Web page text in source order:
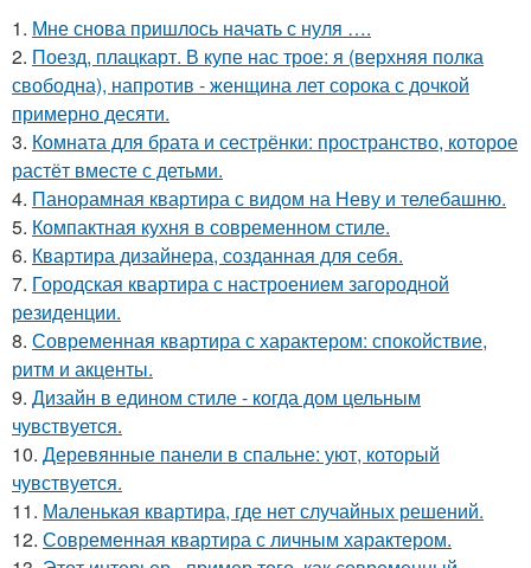
1. Мне снова пришлось начать с нуля ….
2. Поезд, плацкарт. В купе нас трое: я (верхняя полка
свободна), напротив - женщина лет сорока с дочкой
примерно десяти.
3. Комната для брата и сестрёнки: пространство, которое
растёт вместе с детьми.
4. Панорамная квартира с видом на Неву и телебашню.
5. Компактная кухня в современном стиле.
6. Квартира дизайнера, созданная для себя.
7. Городская квартира с настроением загородной
резиденции.
8. Современная квартира с характером: спокойствие,
ритм и акценты.
9. Дизайн в едином стиле - когда дом цельным
чувствуется.
10. Деревянные панели в спальне: уют, который
чувствуется.
11. Маленькая квартира, где нет случайных решений.
12. Современная квартира с личным характером.